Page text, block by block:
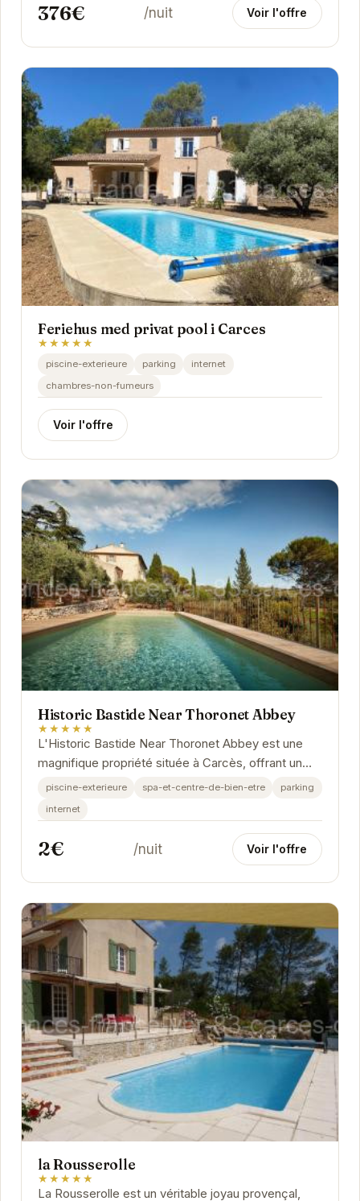
376€ /nuit Voir l'offre
Feriehus med privat pool i Carces
★★★★★
piscine-exterieure parking
internet
chambres-non-fumeurs
Voir l'offre
Historic Bastide Near Thoronet Abbey
★★★★★
L'Historic Bastide Near Thoronet Abbey est une
magnifique propriété située à Carcès, offrant un
cadre idéal pour des vacances relaxantes.
piscine-exterieure spa-et-centre-de-bien-etre
parking
internet
2€ /nuit Voir l'offre
la Rousserolle
★★★★★
La Rousserolle est un véritable joyau provençal,